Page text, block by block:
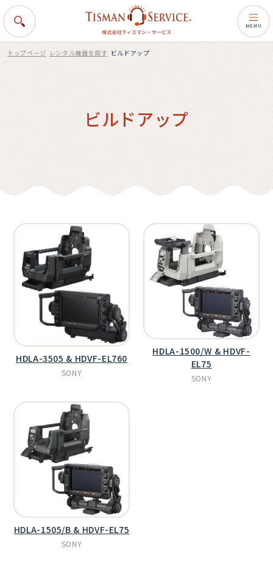
MENU
トップページ レンタル機器を探す ビルドアップ
ビルドアップ
HDLA-3505 & HDVF-EL760
SONY
HDLA-1500/W & HDVF-
EL75
SONY
HDLA-1505/B & HDVF-EL75
SONY